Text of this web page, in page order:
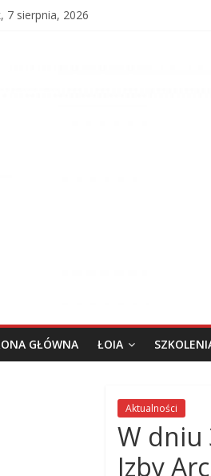
7 sierpnia, 2026
GŁÓWNA ŁOIA
Aktualności
W dniu
Izby